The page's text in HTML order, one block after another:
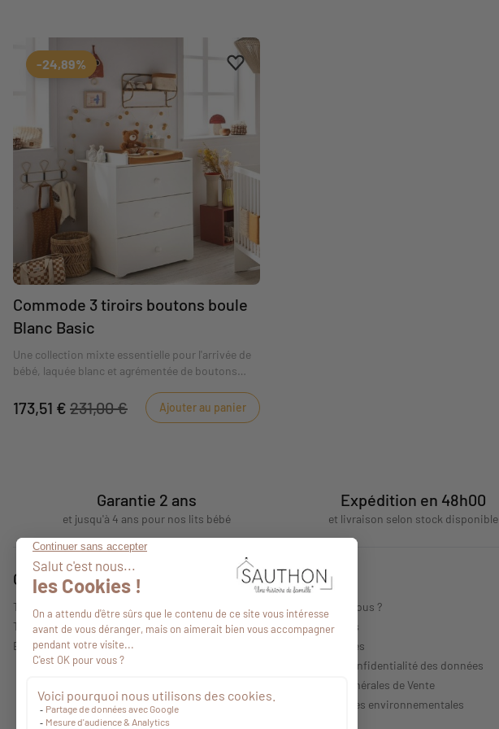
Ajouter aux favoris
Supprimer des favoris
-24,89%
Commode 3 tiroirs boutons boule
Blanc Basic
Une collection mixte essentielle pour l'arrivée de
bébé, laquée blanc et agrémentée de boutons
173,51 € 231,00 € Ajouter au panier
Garantie 2 ans
et jusqu'à 4 ans pour nos lits bébé
Expédition en 48h00
et livraison selon stock disponible
Conseils
Tous nos conseils
Trouver un point de vente
Espace professionnel
A propos
Qui sommes-nous ?
Nos collections
Mentions légales
Politique de confidentialité des données
Conditions Générales de Vente
Caractéristiques environnementales